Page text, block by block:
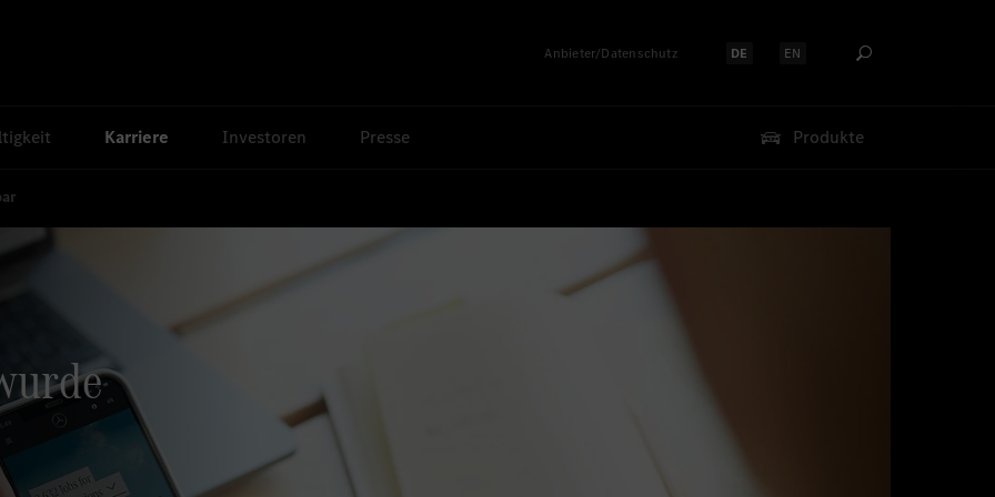
Anbieter/Datenschutz Sprache auswählen:
DE Sprache auswählen:
EN
Karriere Investoren Presse Produkte